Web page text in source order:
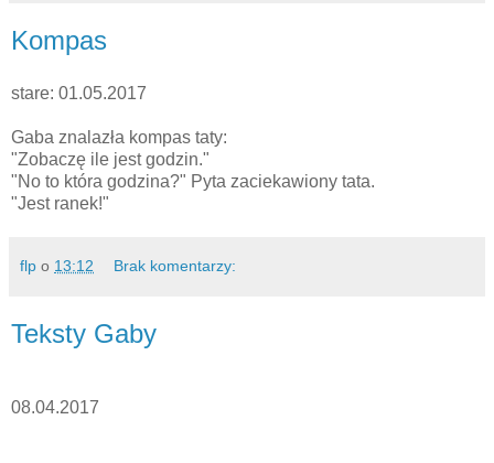
Kompas
stare: 01.05.2017
Gaba znalazła kompas taty:
"Zobaczę ile jest godzin."
"No to która godzina?" Pyta zaciekawiony tata.
"Jest ranek!"
flp o 13:12 Brak komentarzy:
Teksty Gaby
08.04.2017